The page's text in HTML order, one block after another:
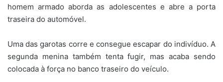
homem armado aborda as adolescentes e abre a porta
traseira do automóvel.
Uma das garotas corre e consegue escapar do indivíduo. A
segunda menina também tenta fugir, mas acaba sendo
colocada à força no banco traseiro do veículo.